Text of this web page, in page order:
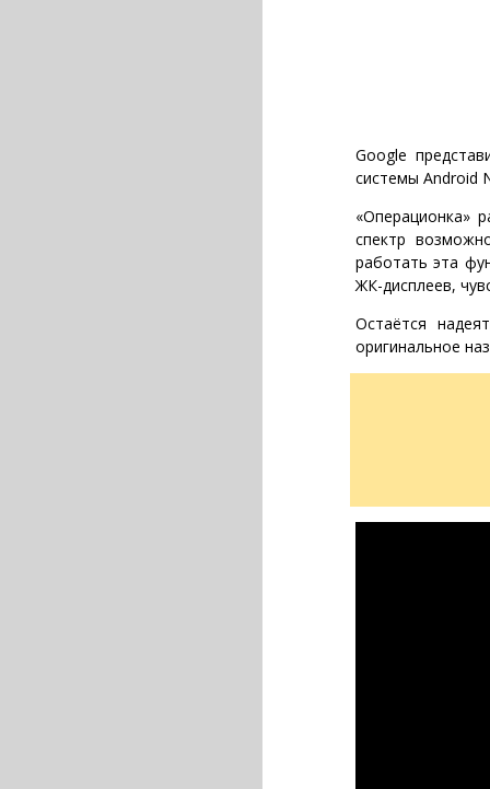
Google
системы Android
«Операционка»
спектр
работать эта
ЖК-дисплеев,
Остаётся
оригинальное